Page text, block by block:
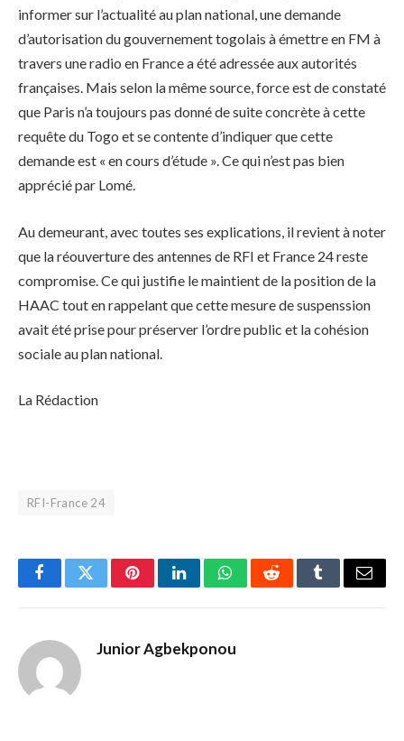
informer sur l’actualité au plan national, une demande
d’autorisation du gouvernement togolais à émettre en FM à
travers une radio en France a été adressée aux autorités
françaises. Mais selon la même source, force est de constaté
que Paris n’a toujours pas donné de suite concrète à cette
requête du Togo et se contente d’indiquer que cette
demande est « en cours d’étude ». Ce qui n’est pas bien
apprécié par Lomé.
Au demeurant, avec toutes ses explications, il revient à noter
que la réouverture des antennes de RFI et France 24 reste
compromise. Ce qui justifie le maintient de la position de la
HAAC tout en rappelant que cette mesure de suspenssion
avait été prise pour préserver l’ordre public et la cohésion
sociale au plan national.
La Rédaction
RFI-France 24
FacebookTwitterPinterestLinkedInWhatsAppRedditTumblrEmail
Junior Agbekponou